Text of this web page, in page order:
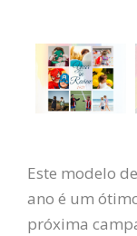
Este modelo
ano é um
próxima